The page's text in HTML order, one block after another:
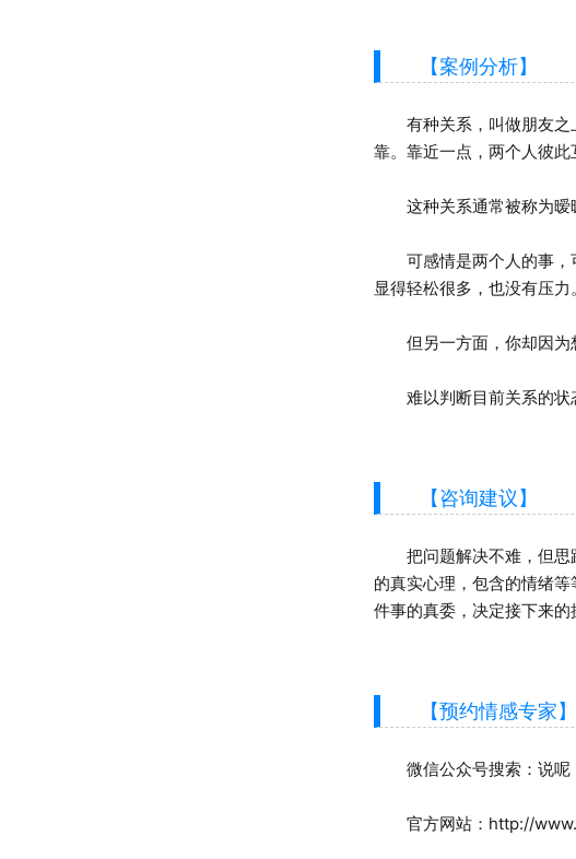
【案例分析】
有种关系，叫做朋友之
靠。靠近一点，两个人彼此
这种关系通常被称为暧
可感情是两个人的事，
显得轻松很多，也没有压力。
但另一方面，你却因为想
难以判断目前关系的状态
【咨询建议】
把问题解决不难，但思
的真实心理，包含的情绪
件事的真委，决定接下来的
【预约情感专家】
微信公众号搜索：说呢
官方网站：http://